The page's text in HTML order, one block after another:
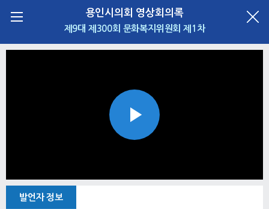
용인시의회 영상회의록
제9대 제300회 문화복지위원회 제1차
Play
발언자 정보